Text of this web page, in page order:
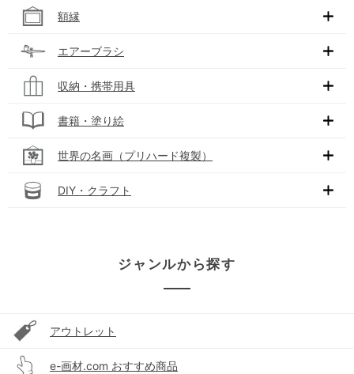
額縁
エアーブラシ
収納・携帯用具
書籍・塗り絵
世界の名画（プリハード複製）
DIY・クラフト
ジャンルから探す
アウトレット
e-画材.com おすすめ商品